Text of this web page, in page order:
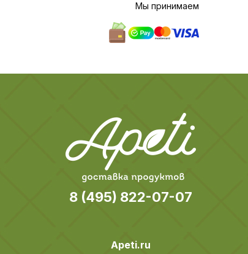
Мы принимаем
8 (495) 822-07-07
Apeti.ru